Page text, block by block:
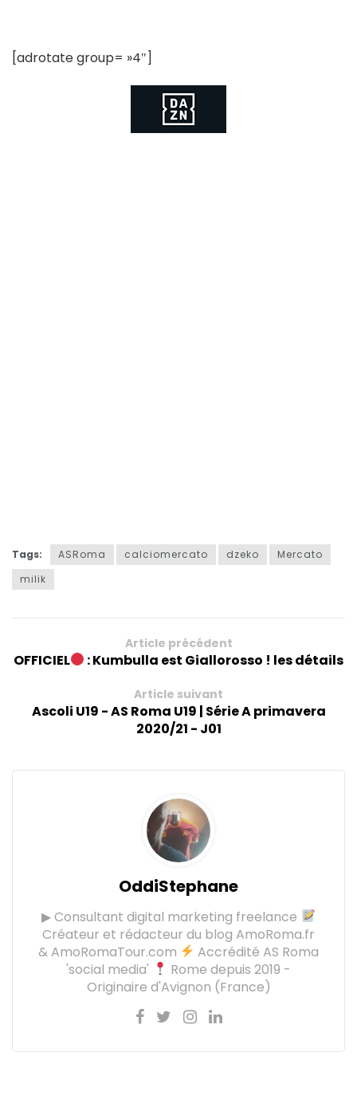
[adrotate group= »4″]
Tags: ASRoma calciomercato dzeko
Mercato
milik
Article précédent
OFFICIEL : Kumbulla est Giallorosso ! les détails
Article suivant
Ascoli U19 - AS Roma U19 | Série A primavera
2020/21 - J01
OddiStephane
▶ Consultant digital marketing freelance
Créateur et rédacteur du blog AmoRoma.fr
& AmoRomaTour.com
Accrédité AS Roma
'social media'
Rome depuis 2019 -
Originaire d'Avignon (France)